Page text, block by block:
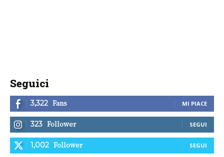
Seguici
3,322 Fans MI PIACE
323 Follower SEGUI
1,002 Follower SEGUI